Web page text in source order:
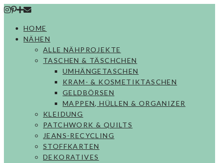
Skip
contentHOME
NÄHEN
ALLE NÄHPROJEKTE
TASCHEN & TÄSCHCHEN
UMHÄNGETASCHEN
KRAM- & KOSMETIKTASCHEN
GELDBÖRSEN
MAPPEN, HÜLLEN & ORGANIZER
KLEIDUNG
PATCHWORK & QUILTS
JEANS-RECYCLING
STOFFKARTEN
DEKORATIVES